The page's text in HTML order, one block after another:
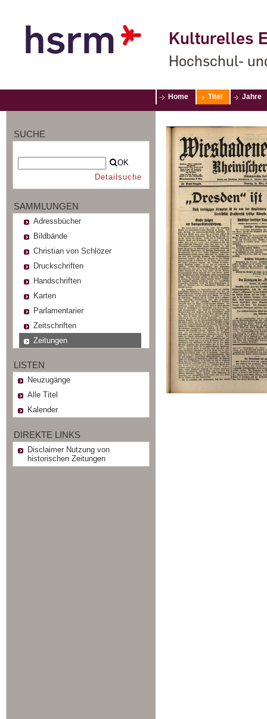
Kulturelles
Hochschul-
Home Titel Jahre
SUCHE
OK
Detailsuche
SAMMLUNGEN
Adressbücher
Bildbände
Christian von Schlözer
Druckschriften
Handschriften
Karten
Parlamentarier
Zeitschriften
Zeitungen
LISTEN
Neuzugänge
Alle Titel
Kalender
DIREKTE LINKS
Disclaimer Nutzung von
historischen Zeitungen